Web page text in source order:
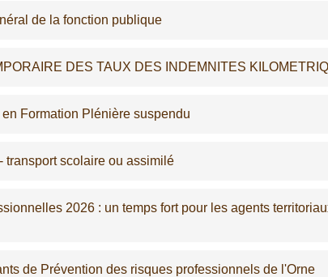
de la fonction publique
DES TAUX DES INDEMNITES
Formation Plénière suspendu
transport scolaire ou assimilé
2026 : un temps fort pour les agents
de Prévention des risques professionnels de l'Orne